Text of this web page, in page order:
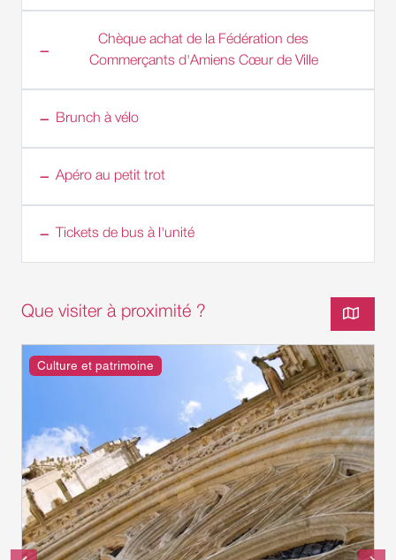
Chèque achat de la Fédération des
Commerçants d'Amiens Cœur de Ville
Brunch à vélo
Apéro au petit trot
Tickets de bus à l'unité
Que visiter à proximité ?
Culture et patrimoine